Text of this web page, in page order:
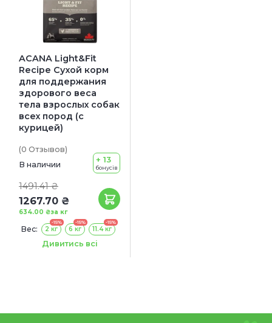
ACANA Light&Fit
Recipe Сухой корм
для поддержания
здорового веса
тела взрослых собак
всех пород (с
курицей)
(0 Отзывов)
В наличии
1491.41 ₴
1267.70 ₴
за кг
634.00 ₴
+ 13
бонусів
Вес:
-15%
2 кг
-15%
6 кг
-15%
11.4 кг
Акция:Дивитись всі